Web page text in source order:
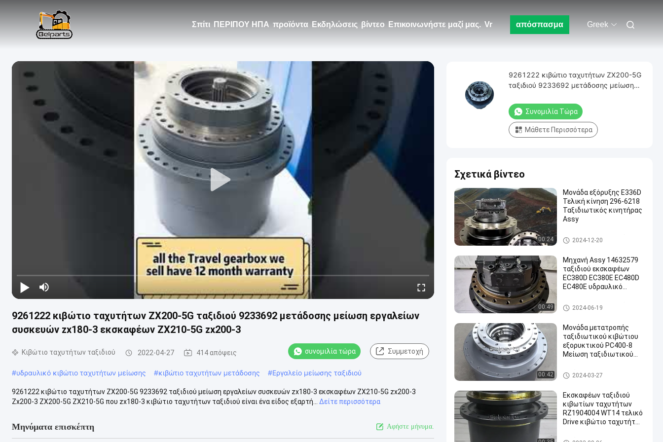
Σπίτι ΠΕΡΙΠΟΥ ΗΠΑ προϊόντα Εκδηλώσεις βίντεο Επικοινωνήστε μαζί μας. Vr απόσπασμα Greek
9261222 κιβώτιο ταχυτήτων ZX200-5G ταξιδιού 9233692 μετάδοσης μείωση εργαλείων
συσκευών zx180-3 εκσκαφέων ZX210-5G zx200-3
Κιβώτιο ταχυτήτων ταξιδιού 2022-04-27 414 απόψεις συνομιλία τώρα Συμμετοχή
#υδραυλικό κιβώτιο ταχυτήτων μείωσης #κιβώτιο ταχυτήτων μετάδοσης #Εργαλείο μείωσης ταξιδιού
9261222 κιβώτιο ταχυτήτων ZX200-5G 9233692 ταξιδιού μείωση εργαλείων συσκευών zx180-3 εκσκαφέων ZX210-5G zx200-3
Zx200-3 ZX200-5G ZX210-5G που zx180-3 κιβώτιο ταχυτήτων ταξιδιού είναι ένα είδος εξαρτή...
Δείτε περισσότερα
Μηνύματα επισκέπτη Αφήστε μήνυμα.
9261222 κιβώτιο ταχυτήτων ZX200-5G
ταξιδιού 9233692 μετάδοσης μείωση
εκσκαφέων ZX210-5G zx200-3
Συνομιλία Τώρα
Μάθετε Περισσότερα
Σχετικά βίντεο
00:24
Μονάδα εξόρυξης E336D
Τελική κίνηση 296-6218
Ταξιδιωτικός κινητήρας
Assy
Μηχανή Assy ταξιδιού
2024-12-20
00:49
Μηχανή Assy 14632579
ταξιδιού εκσκαφέων
EC380D EC380E EC480D
EC480E υδραυλικό
Μηχανή Assy ταξιδιού
2024-06-19
00:42
Μονάδα μετατροπής
ταξιδιωτικού κιβώτιου
εξορυκτικού PC400-8
Μείωση ταξιδιωτικού
706-8J-01012 Για
Komatsu
Κιβώτιο ταχυτήτων ταξιδιο
ύ
2024-03-27
Εκσκαφέων ταξιδιού
κιβωτίων ταχυτήτων
RZ1904004 WT14 τελικό
Drive κιβώτιο ταχυτήτων
Κιβώτιο ταχυτήτων ταξιδιο